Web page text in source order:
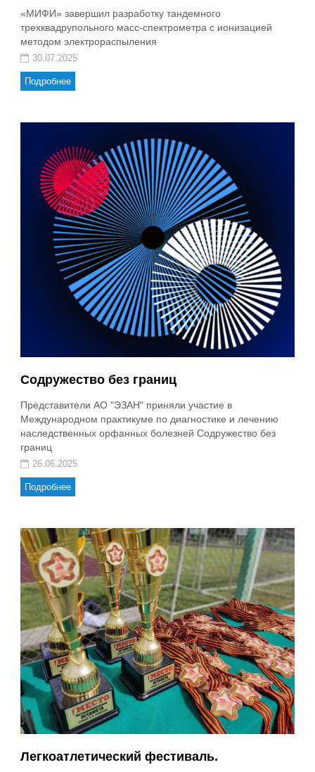
«МИФИ» завершил разработку тандемного
трехквадрупольного масс-спектрометра с ионизацией
методом электрораспыления
30.07.2025
Подробнее
Содружество без границ
Представители АО "ЭЗАН" приняли участие в
Международном практикуме по диагностике и лечению
наследственных орфанных болезней Содружество без
границ
26.06.2025
Подробнее
Легкоатлетический фестиваль.